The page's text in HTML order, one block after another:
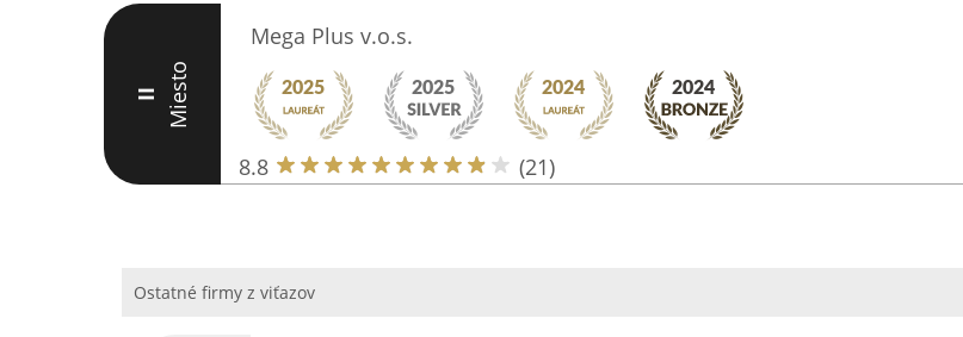
II Miesto
Mega Plus v.o.s.
8.8 (21)
Ostatné firmy z viťazov